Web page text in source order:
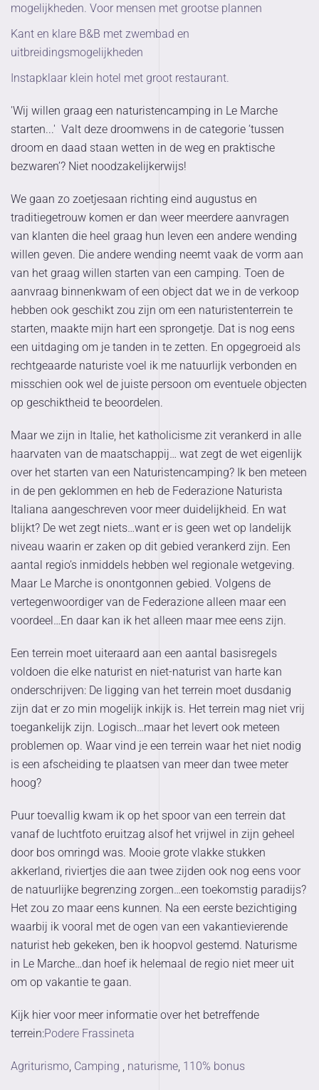
mogelijkheden. Voor mensen met grootse plannen
Kant en klare B&B met zwembad en
uitbreidingsmogelijkheden
Instapklaar klein hotel met groot restaurant.
'Wij willen graag een naturistencamping in Le Marche
starten...' Valt deze droomwens in de categorie ‘tussen
droom en daad staan wetten in de weg en praktische
bezwaren’? Niet noodzakelijkerwijs!
We gaan zo zoetjesaan richting eind augustus en
traditiegetrouw komen er dan weer meerdere aanvragen
van klanten die heel graag hun leven een andere wending
willen geven. Die andere wending neemt vaak de vorm aan
van het graag willen starten van een camping. Toen de
aanvraag binnenkwam of een object dat we in de verkoop
hebben ook geschikt zou zijn om een naturistenterrein te
starten, maakte mijn hart een sprongetje. Dat is nog eens
een uitdaging om je tanden in te zetten. En opgegroeid als
rechtgeaarde naturiste voel ik me natuurlijk verbonden en
misschien ook wel de juiste persoon om eventuele objecten
op geschiktheid te beoordelen.
Maar we zijn in Italie, het katholicisme zit verankerd in alle
haarvaten van de maatschappij… wat zegt de wet eigenlijk
over het starten van een Naturistencamping? Ik ben meteen
in de pen geklommen en heb de Federazione Naturista
Italiana aangeschreven voor meer duidelijkheid. En wat
blijkt? De wet zegt niets…want er is geen wet op landelijk
niveau waarin er zaken op dit gebied verankerd zijn. Een
aantal regio’s inmiddels hebben wel regionale wetgeving.
Maar Le Marche is onontgonnen gebied. Volgens de
vertegenwoordiger van de Federazione alleen maar een
voordeel…En daar kan ik het alleen maar mee eens zijn.
Een terrein moet uiteraard aan een aantal basisregels
voldoen die elke naturist en niet-naturist van harte kan
onderschrijven: De ligging van het terrein moet dusdanig
zijn dat er zo min mogelijk inkijk is. Het terrein mag niet vrij
toegankelijk zijn. Logisch…maar het levert ook meteen
problemen op. Waar vind je een terrein waar het niet nodig
is een afscheiding te plaatsen van meer dan twee meter
hoog?
Puur toevallig kwam ik op het spoor van een terrein dat
vanaf de luchtfoto eruitzag alsof het vrijwel in zijn geheel
door bos omringd was. Mooie grote vlakke stukken
akkerland, riviertjes die aan twee zijden ook nog eens voor
de natuurlijke begrenzing zorgen…een toekomstig paradijs?
Het zou zo maar eens kunnen. Na een eerste bezichtiging
waarbij ik vooral met de ogen van een vakantievierende
naturist heb gekeken, ben ik hoopvol gestemd. Naturisme
in Le Marche…dan hoef ik helemaal de regio niet meer uit
om op vakantie te gaan.
Kijk hier voor meer informatie over het betreffende
terrein:Podere Frassineta
Agriturismo, Camping , naturisme, 110% bonus